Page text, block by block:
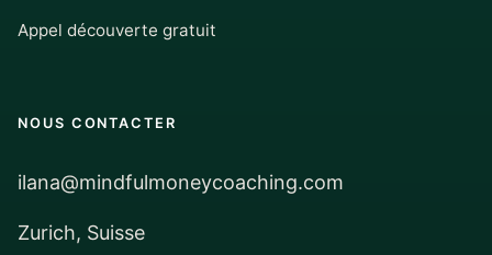
Appel découverte gratuit
NOUS CONTACTER
ilana@mindfulmoneycoaching.com
Zurich, Suisse